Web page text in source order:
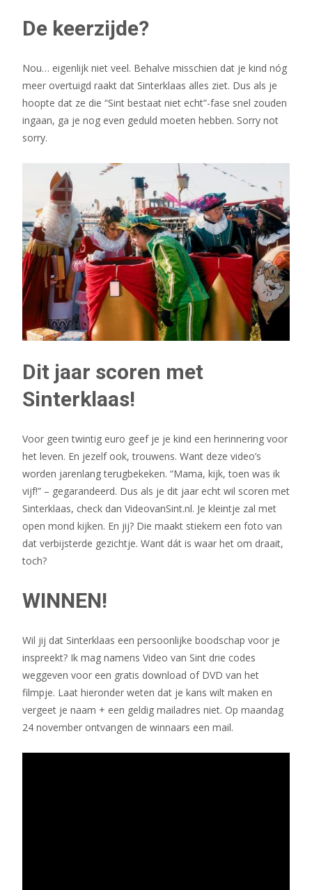
De keerzijde?
Nou… eigenlijk niet veel. Behalve misschien dat je kind nóg
meer overtuigd raakt dat Sinterklaas alles ziet. Dus als je
hoopte dat ze die “Sint bestaat niet echt”-fase snel zouden
ingaan, ga je nog even geduld moeten hebben. Sorry not
sorry.
Dit jaar scoren met
Sinterklaas!
Voor geen twintig euro geef je je kind een herinnering voor
het leven. En jezelf ook, trouwens. Want deze video’s
worden jarenlang terugbekeken. “Mama, kijk, toen was ik
vijf!” – gegarandeerd. Dus als je dit jaar echt wil scoren met
Sinterklaas, check dan VideovanSint.nl. Je kleintje zal met
open mond kijken. En jij? Die maakt stiekem een foto van
dat verbijsterde gezichtje. Want dát is waar het om draait,
toch?
WINNEN!
Wil jij dat Sinterklaas een persoonlijke boodschap voor je
inspreekt? Ik mag namens Video van Sint drie codes
weggeven voor een gratis download of DVD van het
filmpje. Laat hieronder weten dat je kans wilt maken en
vergeet je naam + een geldig mailadres niet. Op maandag
24 november ontvangen de winnaars een mail.